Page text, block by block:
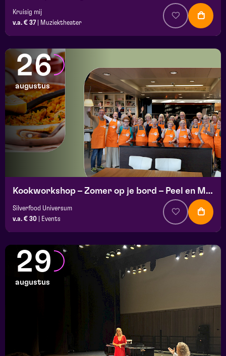
Kruisig mij
v.a. € 37
Muziektheater
26
augustus
Kookworkshop – Zomer op je bord – Peel en Maas
Silverfood Universum
v.a. € 30
Events
29
augustus